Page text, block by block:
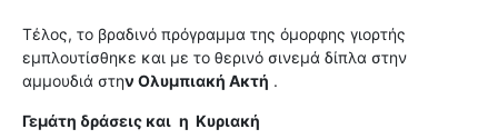
Τέλος, το βραδινό πρόγραμμα της όμορφης γιορτής
εμπλουτίσθηκε και με το θερινό σινεμά δίπλα στην
αμμουδιά στην Ολυμπιακή Ακτή .
Γεμάτη δράσεις και η Κυριακή